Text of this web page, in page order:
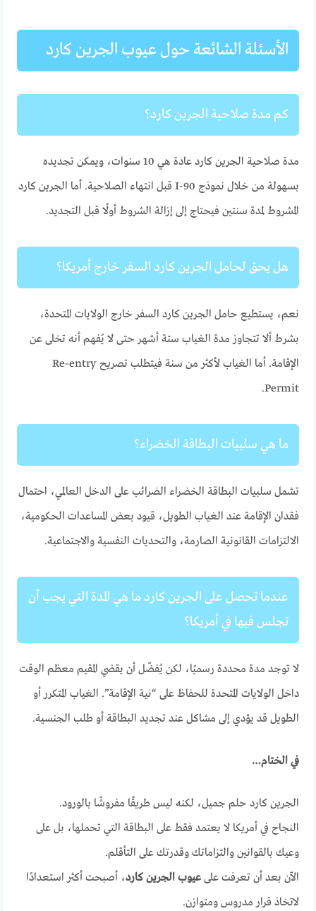
الأسئلة الشائعة حول عيوب الجرين كارد
كم مدة صلاحية الجرين كارد؟
مدة صلاحية الجرين كارد عادة هي 10 سنوات، ويمكن تجديده
بسهولة من خلال نموذج I-90 قبل انتهاء الصلاحية. أما الجرين كارد
المشروط لمدة سنتين فيحتاج إلى إزالة الشروط أولًا قبل التجديد.
هل يحق لحامل الجرين كارد السفر خارج أمريكا؟
نعم، يستطيع حامل الجرين كارد السفر خارج الولايات المتحدة،
بشرط ألا تتجاوز مدة الغياب ستة أشهر حتى لا يُفهم أنه تخلى عن
الإقامة. أما الغياب لأكثر من سنة فيتطلب تصريح Re-entry
Permit.
ما هي سلبيات البطاقة الخضراء؟
تشمل سلبيات البطاقة الخضراء الضرائب على الدخل العالمي، احتمال
فقدان الإقامة عند الغياب الطويل، قيود بعض المساعدات الحكومية،
الالتزامات القانونية الصارمة، والتحديات النفسية والاجتماعية.
عندما تحصل على الجرين كارد ما هي المدة التي يجب أن
تجلس فيها في أمريكا؟
لا توجد مدة محددة رسميًا، لكن يُفضّل أن يقضي المقيم معظم الوقت
داخل الولايات المتحدة للحفاظ على “نية الإقامة”. الغياب المتكرر أو
الطويل قد يؤدي إلى مشاكل عند تجديد البطاقة أو طلب الجنسية.
في الختام…
الجرين كارد حلم جميل، لكنه ليس طريقًا مفروشًا بالورود.
النجاح في أمريكا لا يعتمد فقط على البطاقة التي تحملها، بل على
وعيك بالقوانين والتزاماتك وقدرتك على التأقلم.
الآن بعد أن تعرفت علىعيوب الجرين كارد، أصبحت أكثر استعدادًا
لاتخاذ قرار مدروس ومتوازن.